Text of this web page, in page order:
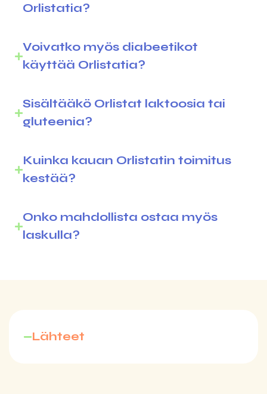
Orlistatia?
Voivatko myös diabeetikot
käyttää Orlistatia?
Sisältääkö Orlistat laktoosia tai
gluteenia?
Kuinka kauan Orlistatin toimitus
kestää?
Onko mahdollista ostaa myös
laskulla?
Lähteet